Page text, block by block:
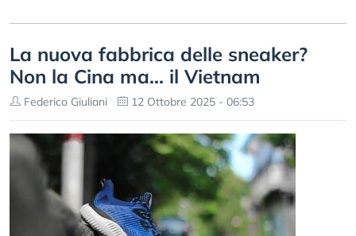
La nuova fabbrica delle sneaker?
Non la Cina ma... il Vietnam
Federico Giuliani 12 Ottobre 2025 - 06:53